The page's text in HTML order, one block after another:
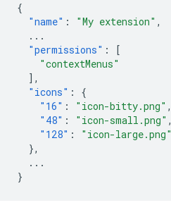
{
"name" : "My extension" ,
...
"permissions" :
[
"contextMenus"
],
"icons" :
{
"16" : "icon-bitty.png" ,
"48" : "icon-small.png" ,
"128" :
"icon-large.png"
},
...
}